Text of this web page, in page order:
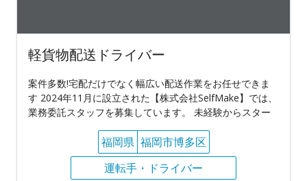
軽貨物配送ドライバー
案件多数!宅配だけでなく幅広い配送作業をお任せできま
す 2024年11月に設立された【株式会社SelfMake】では、
業務委託スタッフを募集しています。 未経験からスター
福岡県 福岡市博多区
運転手・ドライバー